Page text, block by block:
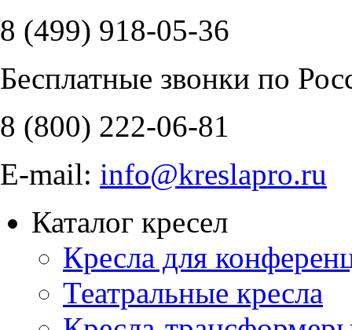
8 (499) 918-05-36
Бесплатные звонки по
8 (800) 222-06-81
E-mail: info@kreslapro.ru
Каталог кресел
Кресла для
Театральные кресла